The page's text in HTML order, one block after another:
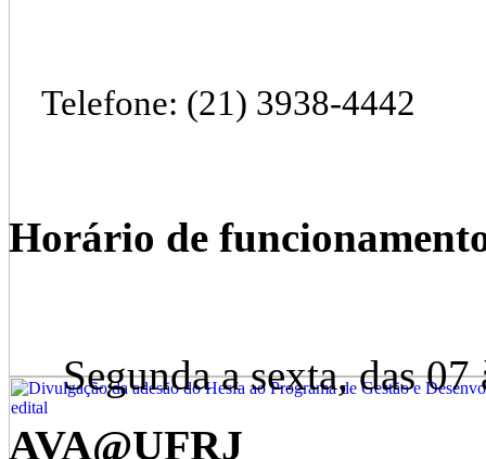
Telefone: (21) 3938-4442
Horário de
Segunda a sexta, das 07
AVA@UFRJ